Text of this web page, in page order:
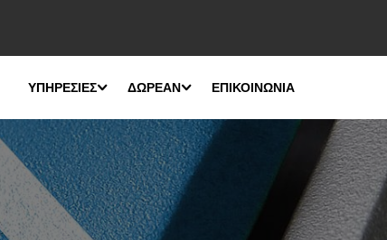
ΥΠΗΡΕΣΙΕΣ ΔΩΡΕΑΝ ΕΠΙΚΟΙΝΩΝΙΑ